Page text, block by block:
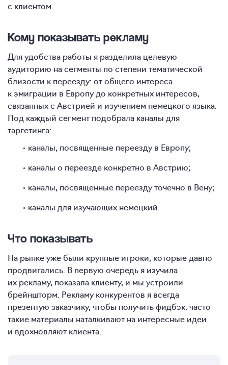
с клиентом.
Кому показывать рекламу
Для удобства работы я разделила целевую
аудиторию на сегменты по степени тематической
близости к переезду: от общего интереса
к эмиграции в Европу до конкретных интересов,
связанных с Австрией и изучением немецкого языка.
Под каждый сегмент подобрала каналы для
таргетинга:
каналы, посвященные переезду в Европу;
каналы о переезде конкретно в Австрию;
каналы, посвященные переезду точечно в Вену;
каналы для изучающих немецкий.
Что показывать
На рынке уже были крупные игроки, которые давно
продвигались. В первую очередь я изучила
их рекламу, показала клиенту, и мы устроили
брейншторм. Рекламу конкурентов я всегда
презентую заказчику, чтобы получить фидбэк: часто
такие материалы наталкивают на интересные идеи
и вдохновляют клиента.